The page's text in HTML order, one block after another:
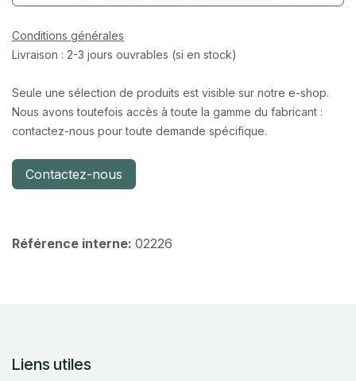
Conditions générales
Livraison : 2-3 jours ouvrables (si en stock)
Seule une sélection de produits est visible sur notre e-shop.
Nous avons toutefois accès à toute la gamme du fabricant :
contactez-nous pour toute demande spécifique.
Contactez-nous
Référence interne: 02226
Liens utiles